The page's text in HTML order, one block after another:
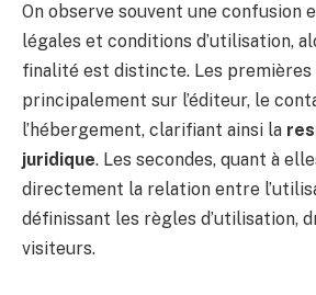
On observe souvent une confusion
légales et conditions d’utilisation,
finalité est distincte. Les
principalement sur l’éditeur, le
l’hébergement, clarifiant ainsi la
juridique. Les secondes, quant à
directement la relation entre
définissant les règles d’utilisation,
visiteurs.